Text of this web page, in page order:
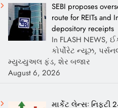
SEBI proposes
route for REITs and
depository receipts
In FLASH NEWS,
કોર્પોરેટ ન્યૂઝ,
મ્યુચ્યુઅલ ફંડ, શેર બજાર
August 6, 2026
માર્કેટ લેન્સઃ નિફ્ટી